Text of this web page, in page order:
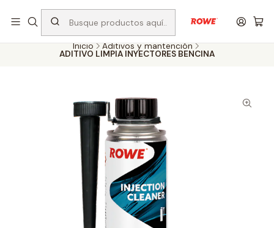
Despacho rápido a todo Chile
Inicio Aditivos y mantención
ADITIVO LIMPIA INYECTORES BENCINA